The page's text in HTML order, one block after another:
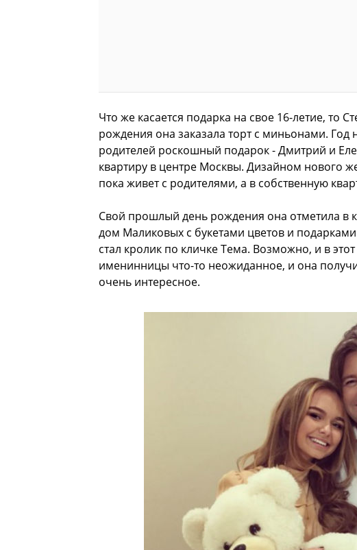
Что же касается подарка на свое 16-летие, то
рождения она заказала торт с миньонами. Год
родителей роскошный подарок - Дмитрий и
квартиру в центре Москвы. Дизайном нового
пока живет с родителями, а в собственную
Свой прошлый день рождения она отметила в
дом Маликовых с букетами цветов и
стал кролик по кличке Тема. Возможно, и в
именинницы что-то неожиданное, и она
очень интересное.